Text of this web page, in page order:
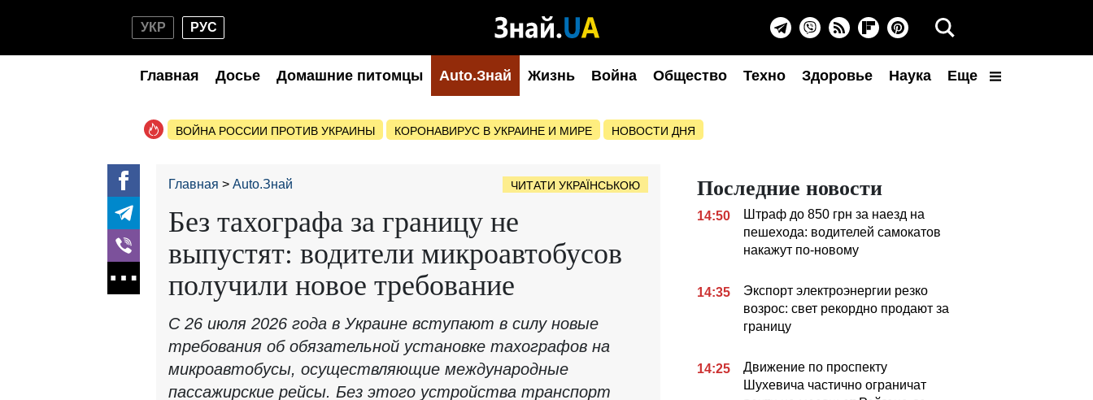
УКР РУС
Главная Досье Домашние питомцы Auto.Знай Жизнь Война Общество Техно Здоровье Наука Еще
ВОЙНА РОССИИ ПРОТИВ УКРАИНЫ КОРОНАВИРУС В УКРАИНЕ И МИРЕ НОВОСТИ ДНЯ
Главная Auto.Знай ЧИТАТИ УКРАЇНСЬКОЮ
Без тахографа за границу не
выпустят: водители микроавтобусов
получили новое требование
С 26 июля 2026 года в Украине вступают в силу новые
требования об обязательной установке тахографов на
микроавтобусы, осуществляющие международные
пассажирские рейсы. Без этого устройства транспорт
Последние новости
14:50
Штраф до 850 грн за наезд на
пешехода: водителей самокатов
накажут по-новому
14:35
Экспорт электроэнергии резко
возрос: свет рекордно продают за
границу
14:25
Движение по проспекту
Шухевича частично ограничат